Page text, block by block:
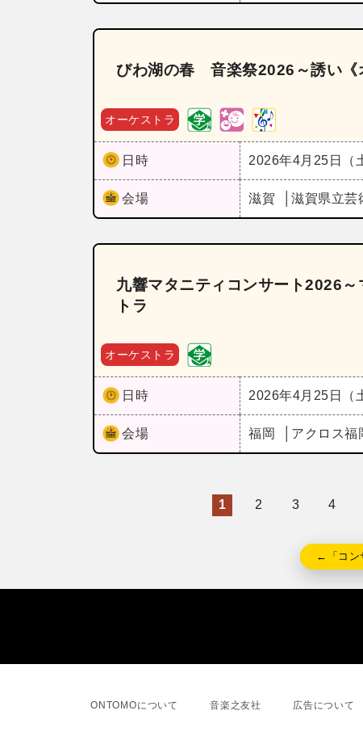
びわ湖の春 音楽祭2026～誘い《
オーケストラ
日時 2026年4月25日（
会場 滋賀 滋賀県立芸
九響マタニティコンサート2026
トラ
オーケストラ
日時 2026年4月25日（
会場 福岡 アクロス福
1 2 3 4
←「コン
ONTOMOについて 音楽之友社 広告について